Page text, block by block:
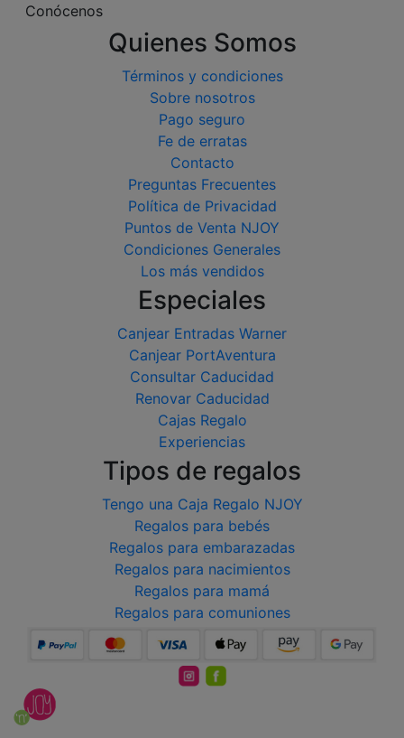
Conócenos
Quienes Somos
Términos y condiciones
Sobre nosotros
Pago seguro
Fe de erratas
Contacto
Preguntas Frecuentes
Política de Privacidad
Puntos de Venta NJOY
Condiciones Generales
Los más vendidos
Especiales
Canjear Entradas Warner
Canjear PortAventura
Consultar Caducidad
Renovar Caducidad
Cajas Regalo
Experiencias
Tipos de regalos
Tengo una Caja Regalo NJOY
Regalos para bebés
Regalos para embarazadas
Regalos para nacimientos
Regalos para mamá
Regalos para comuniones